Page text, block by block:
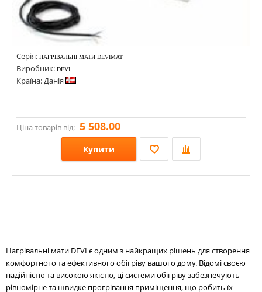
Серія: НАГРІВАЛЬНІ МАТИ DEVIMAT
Виробник: DEVI
Країна: Данія
Ціна товарів від: 5 508.00
Купити
Розміри:
Нагрівальні мати DEVI є одним з найкращих рішень для створення
комфортного та ефективного обігріву вашого дому. Відомі своєю
надійністю та високою якістю, ці системи обігріву забезпечують
рівномірне та швидке прогрівання приміщення, що робить їх